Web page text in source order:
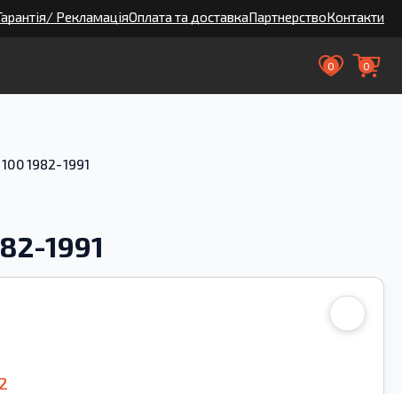
РекламаціяОплата та доставкаПартнерствоКонтакти
0 0
1982-1991
1991